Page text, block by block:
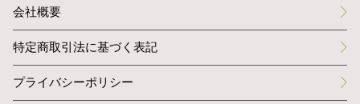
会社概要
特定商取引法に基づく表記
プライバシーポリシー